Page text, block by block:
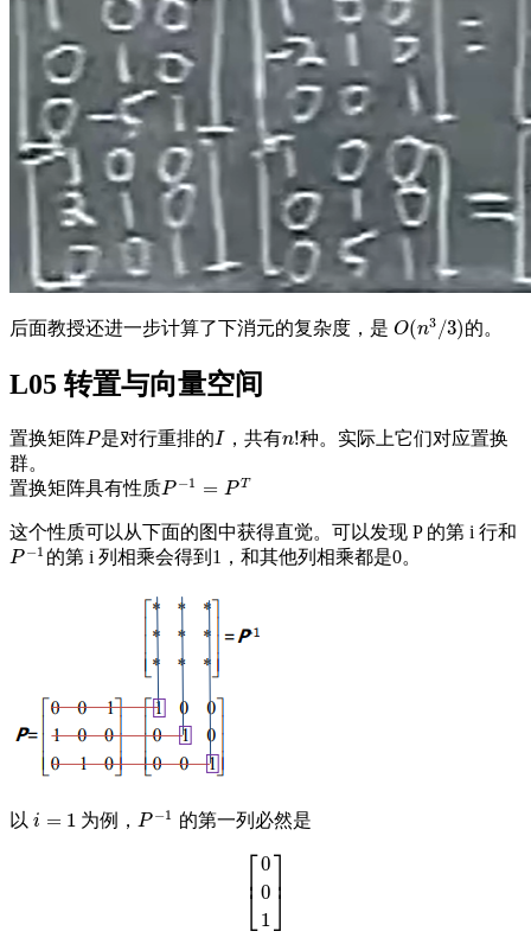
后面教授还进一步计算了下消元的复杂度，是 O(n3 /3)的
O(n3/3)的 。
L05 转置与向量空间
置换矩阵P
P 是对行重排的I
I ，共有n!
n!种。实际上它们对应置换
群。
置换矩阵具有性质P −1 = P T
P−1= PT
这个性质可以从下面的图中获得直觉。可以发现 P 的第 i 行和
P −1
P−1 的第 i 列相乘会得到1，和其他列相乘都是0。
以 i = 1
i=1 为例， P −1
P−1 的第一列必然是
⎡
⎣
⎢ 0
0
1
⎤
⎦⎥
[0 01]